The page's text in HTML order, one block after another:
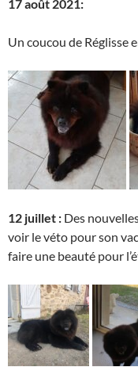
17 août 2021:
Un coucou de Réglisse
12 juillet : Des
voir le véto pour son
faire une beauté pour